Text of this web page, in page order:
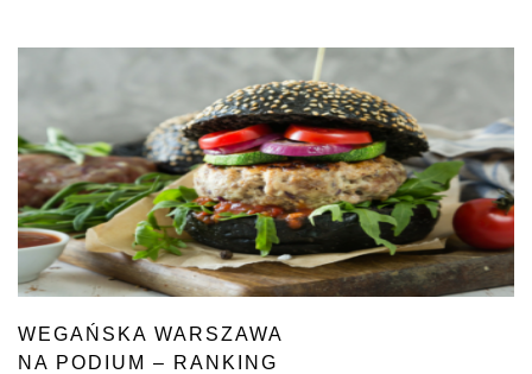
WEGAŃSKA WARSZAWA
NA PODIUM – RANKING